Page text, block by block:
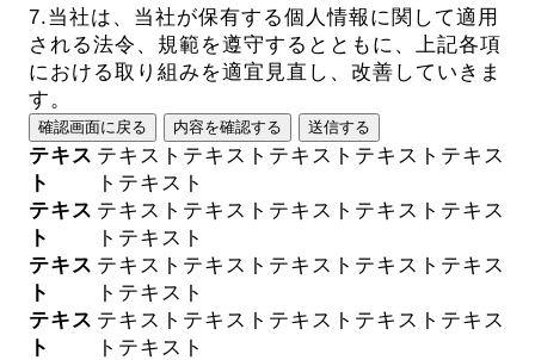
7.当社は、当社が保有する個人情報に関して適用
される法令、規範を遵守するとともに、上記各項
における取り組みを適宜見直し、改善していきま
す。
確認画面に戻る 内容を確認する 送信する
テキス
ト
テキストテキストテキストテキストテキス
トテキスト
テキス
ト
テキストテキストテキストテキストテキス
トテキスト
テキス
ト
テキストテキストテキストテキストテキス
トテキスト
テキス
ト
テキストテキストテキストテキストテキス
トテキスト